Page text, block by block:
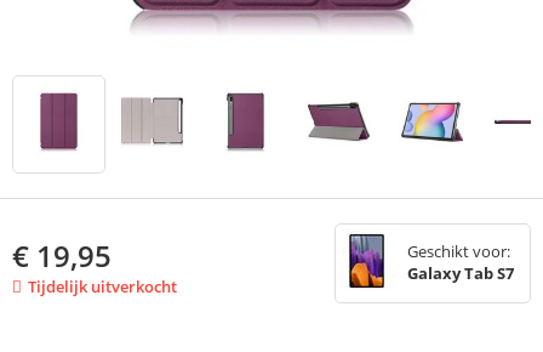
€ 19,95
Tijdelijk uitverkocht
Geschikt voor:
Galaxy Tab S7